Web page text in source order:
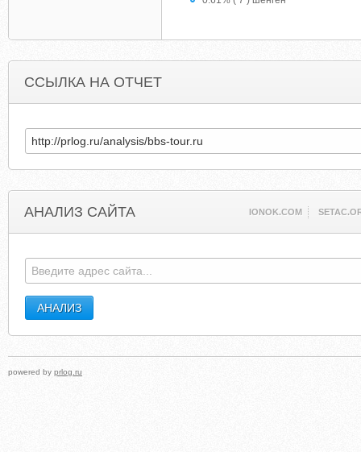
ССЫЛКА НА ОТЧЕТ
АНАЛИЗ САЙТА IONOK.COM
powered by prlog.ru